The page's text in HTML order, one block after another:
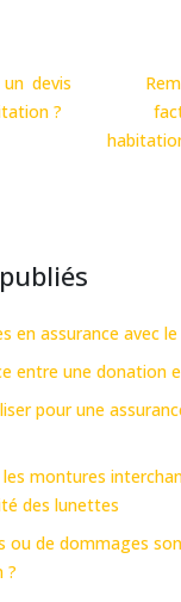
devis
?
en assurance avec
entre une donation
pour une
montures
des lunettes
ou de dommages
?